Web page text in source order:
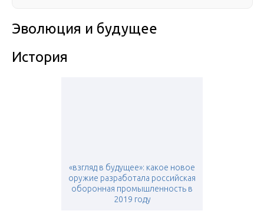
Эволюция и будущее
История
«взгляд в будущее»: какое новое
оружие разработала российская
оборонная промышленность в
2019 году